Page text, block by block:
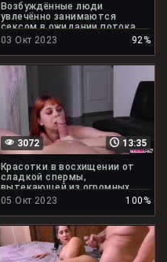
Возбуждённые люди
увлечённо занимаются
сексом в ожидании потока
спермы
03 Окт 2023 92%
13:35
3072
Красотки в восхищении от
сладкой спермы,
вытекающей из огромных
членов
05 Окт 2023 100%